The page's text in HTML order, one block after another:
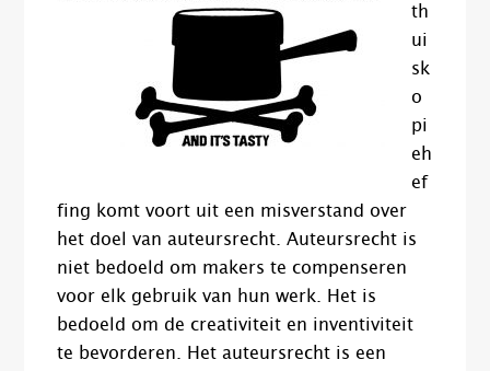
th
ui
sk
o
pi
eh
ef
fing komt voort uit een misverstand over
het doel van auteursrecht. Auteursrecht is
niet bedoeld om makers te compenseren
voor elk gebruik van hun werk. Het is
bedoeld om de creativiteit en inventiviteit
te bevorderen. Het auteursrecht is een